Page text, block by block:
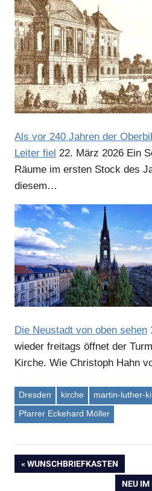
Anzeige
Anzeige
Als vor 240 Jahren der
Leiter fiel 22. März 2026 Ein
Räume im ersten Stock des
diesem…
Die Neustadt von oben sehen
wieder freitags öffnet der
Kirche. Wie Christoph Hahn
Dresden kirche martin-luther-
Pfarrer Eckehard Möller
VORHERIGER
WUNSCHBRIEFKASTEN
NEU IM